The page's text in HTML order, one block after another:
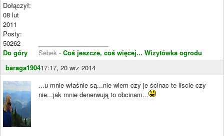
Dołączył:
08 lut
2011
Posty:
50262
Do góry
Sebek - Coś jeszcze, coś więcej... Wizytówka ogrodu
baraga190417:17, 20 wrz 2014
...u mnie właśnie są...nie wiem czy je ścinac te liscie czy
nie...jak mnie denerwują to obcinam...